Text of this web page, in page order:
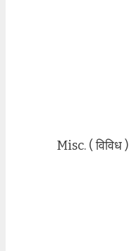
Misc. ( विविध )